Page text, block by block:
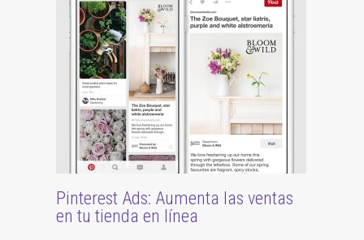
Pinterest Ads: Aumenta las ventas
en tu tienda en línea